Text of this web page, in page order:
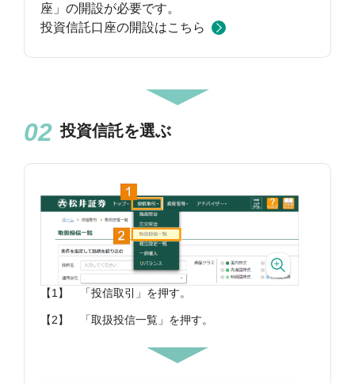
座」の開設が必要です。
投資信託口座の開設はこちら
投資信託を選ぶ
【1】 「投信取引」を押す。
【2】 「取扱投信一覧」を押す。